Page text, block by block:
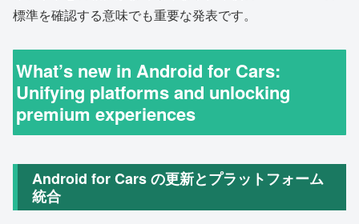
標準を確認する意味でも重要な発表です。
What’s new in Android for Cars:
Unifying platforms and unlocking
premium experiences
Android for Cars の更新とプラットフォーム
統合